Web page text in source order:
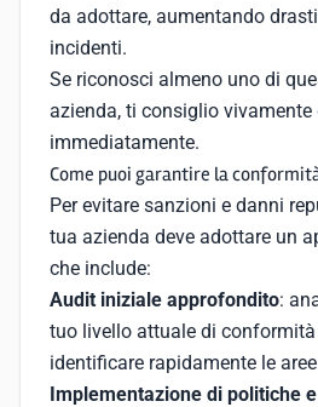
da adottare, aumentando
incidenti.
Se riconosci almeno uno di
azienda, ti consiglio vivamente
immediatamente.
Come puoi garantire la conformità
Per evitare sanzioni e danni
tua azienda deve adottare un
che include:
Audit iniziale approfondito:
tuo livello attuale di
identificare rapidamente le
Implementazione di politiche